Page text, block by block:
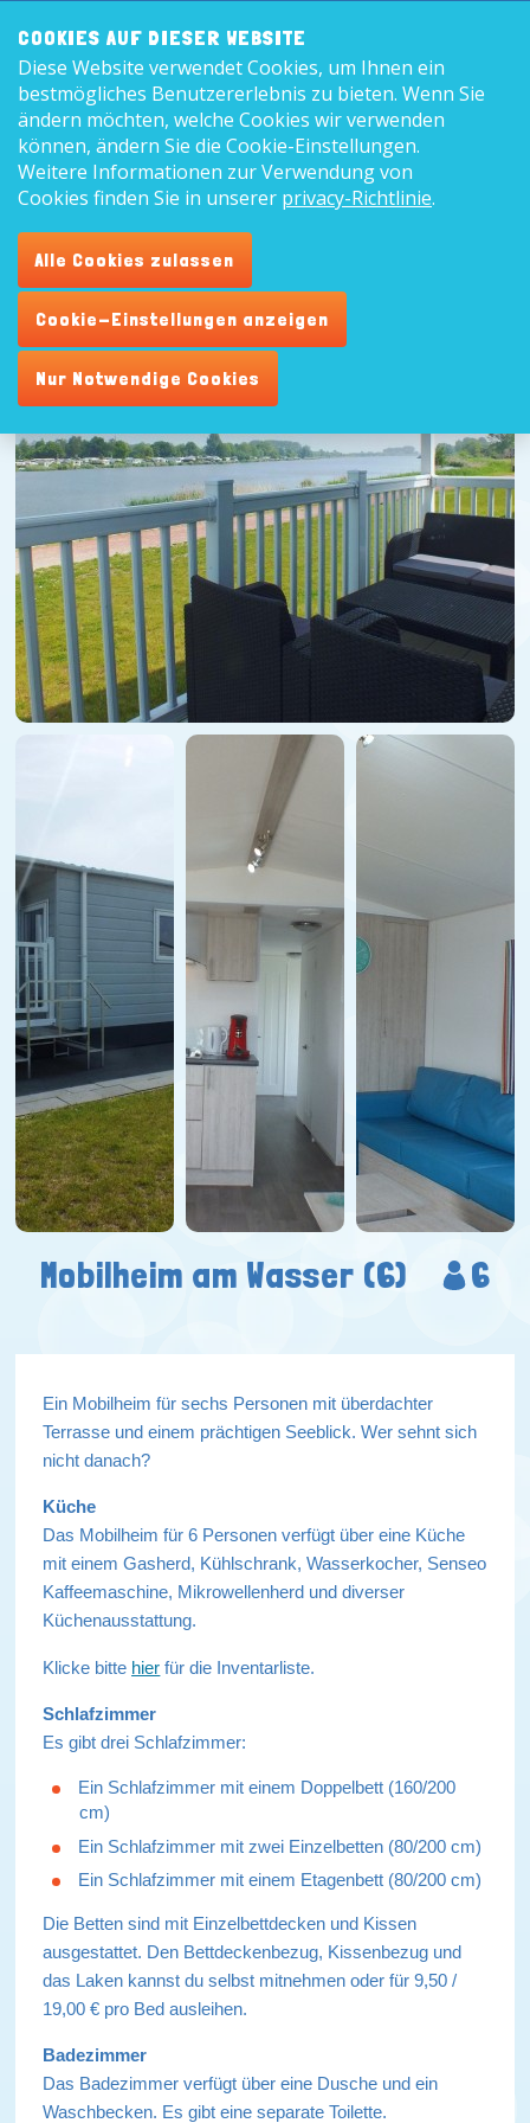
8,9
search:
Mobilheim am Wasser (6) 6
Ein Mobilheim für sechs Personen mit überdachter
Terrasse und einem prächtigen Seeblick. Wer sehnt sich
nicht danach?
Küche
Das Mobilheim für 6 Personen verfügt über eine Küche
mit einem Gasherd, Kühlschrank, Wasserkocher, Senseo
Kaffeemaschine, Mikrowellenherd und diverser
Küchenausstattung.
Klicke bitte hier für die Inventarliste.
Schlafzimmer
Es gibt drei Schlafzimmer:
Ein Schlafzimmer mit einem Doppelbett (160/200
cm)
Ein Schlafzimmer mit zwei Einzelbetten (80/200 cm)
Ein Schlafzimmer mit einem Etagenbett (80/200 cm)
Die Betten sind mit Einzelbettdecken und Kissen
ausgestattet. Den Bettdeckenbezug, Kissenbezug und
das Laken kannst du selbst mitnehmen oder für 9,50 /
19,00 € pro Bed ausleihen.
Badezimmer
Das Badezimmer verfügt über eine Dusche und ein
Waschbecken. Es gibt eine separate Toilette.
COOKIES AUF DIESER WEBSITE
Diese Website verwendet Cookies, um Ihnen ein
bestmögliches Benutzererlebnis zu bieten. Wenn Sie
ändern möchten, welche Cookies wir verwenden
können, ändern Sie die Cookie-Einstellungen.
Weitere Informationen zur Verwendung von
Cookies finden Sie in unserer privacy-Richtlinie.
Alle Cookies zulassen
Cookie-Einstellungen anzeigen
Nur Notwendige Cookies